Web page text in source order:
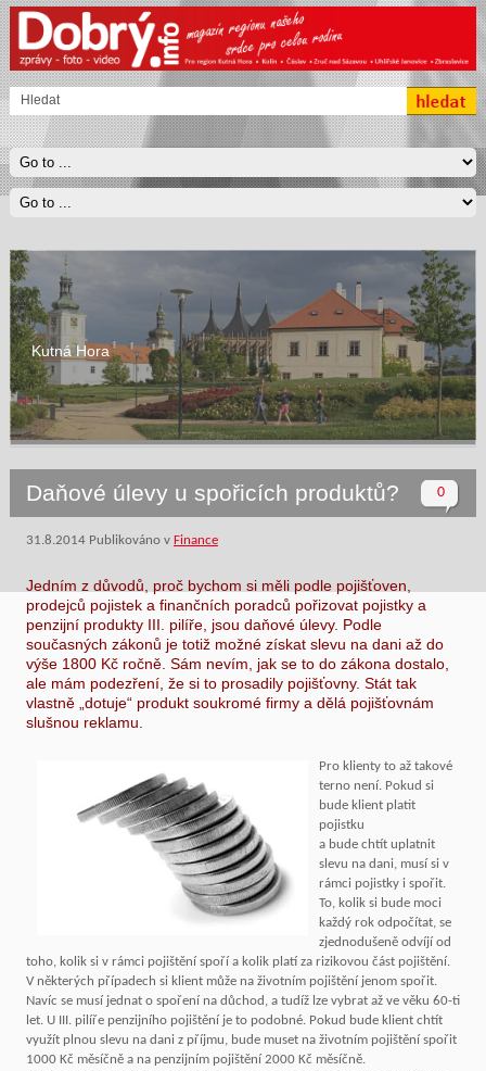
Kutná Hora
0
Daňové úlevy u spořicích produktů?
31.8.2014Publikováno v Finance
Jedním z důvodů, proč bychom si měli podle pojišťoven,
prodejců pojistek a finančních poradců pořizovat pojistky a
penzijní produkty III. pilíře, jsou daňové úlevy. Podle
současných zákonů je totiž možné získat slevu na dani až do
výše 1800 Kč ročně. Sám nevím, jak se to do zákona dostalo,
ale mám podezření, že si to prosadily pojišťovny. Stát tak
vlastně „dotuje“ produkt soukromé firmy a dělá pojišťovnám
slušnou reklamu.
Pro klienty to až takové
terno není. Pokud si
bude klient platit
pojistku
a bude chtít uplatnit
slevu na dani, musí si v
rámci pojistky i spořit.
To, kolik si bude moci
každý rok odpočítat, se
zjednodušeně odvíjí od
toho, kolik si v rámci pojištění spoří a kolik platí za rizikovou část pojištění.
V některých případech si klient může na životním pojištění jenom spořit.
Navíc se musí jednat o spoření na důchod, a tudíž lze vybrat až ve věku 60-ti
let. U III. pilíře penzijního pojištění je to podobné. Pokud bude klient chtít
využít plnou slevu na dani z příjmu, bude muset na životním pojištění spořit
1000 Kč měsíčně a na penzijním pojištění 2000 Kč měsíčně.